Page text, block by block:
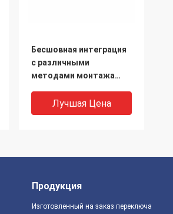
Бесшовная интеграция
с различными
методами монтажа
компонентами
Лучшая Цена
Продукция
Изготовленный на заказ переключатель